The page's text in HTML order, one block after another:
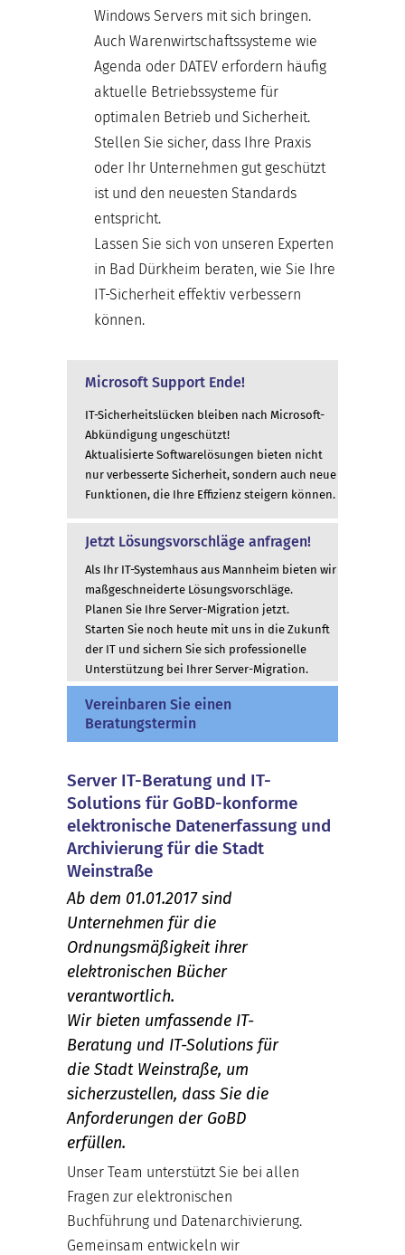
Windows Servers mit sich bringen.
Auch Warenwirtschaftssysteme wie
Agenda oder DATEV erfordern häufig
aktuelle Betriebssysteme für
optimalen Betrieb und Sicherheit.
Stellen Sie sicher, dass Ihre Praxis
oder Ihr Unternehmen gut geschützt
ist und den neuesten Standards
entspricht.
Lassen Sie sich von unseren Experten
in Bad Dürkheim beraten, wie Sie Ihre
IT-Sicherheit effektiv verbessern
können.
Microsoft Support Ende!
IT-Sicherheitslücken bleiben nach Microsoft-
Abkündigung ungeschützt!
Aktualisierte Softwarelösungen bieten nicht
nur verbesserte Sicherheit, sondern auch neue
Funktionen, die Ihre Effizienz steigern können.
Jetzt Lösungsvorschläge anfragen!
Als Ihr IT-Systemhaus aus Mannheim bieten wir
maßgeschneiderte Lösungsvorschläge.
Planen Sie Ihre Server-Migration jetzt.
Starten Sie noch heute mit uns in die Zukunft
der IT und sichern Sie sich professionelle
Unterstützung bei Ihrer Server-Migration.
Vereinbaren Sie einen
Beratungstermin
Server IT-Beratung und IT-
Solutions für GoBD-konforme
elektronische Datenerfassung und
Archivierung für die Stadt
Weinstraße
Ab dem 01.01.2017 sind
Unternehmen für die
Ordnungsmäßigkeit ihrer
elektronischen Bücher
verantwortlich.
Wir bieten umfassende IT-
Beratung und IT-Solutions für
die Stadt Weinstraße, um
sicherzustellen, dass Sie die
Anforderungen der GoBD
erfüllen.
Unser Team unterstützt Sie bei allen
Fragen zur elektronischen
Buchführung und Datenarchivierung.
Gemeinsam entwickeln wir